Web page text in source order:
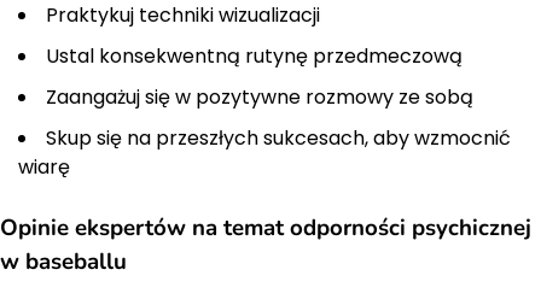
Praktykuj techniki wizualizacji
Ustal konsekwentną rutynę przedmeczową
Zaangażuj się w pozytywne rozmowy ze sobą
Skup się na przeszłych sukcesach, aby wzmocnić
wiarę
Opinie ekspertów na temat odporności psychicznej
w baseballu